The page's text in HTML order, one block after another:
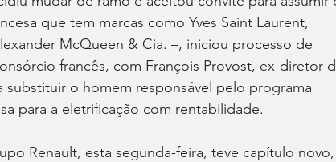
que tem marcas como Yves Saint Laurent,
McQueen & Cia. –, iniciou processo de
francês, com François Provost, ex-diretor
substituir o homem responsável pelo programa
para a eletrificação com rentabilidade.
Renault, esta segunda-feira, teve capítulo novo,